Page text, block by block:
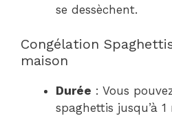
se dessèchent.
Congélation
maison
Durée : Vous
spaghettis jusqu’à 1